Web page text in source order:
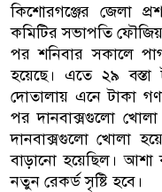
কিশোরগঞ্জের জেলা
কমিটির সভাপতি
পর শনিবার সকালে
হয়েছে। এতে ২৯ বস্তা
দোতালায় এনে টাকা
পর দানবাক্সগুলো
দানবাক্সগুলো খোলা
বাড়ানো হয়েছিল। আশা
নতুন রেকর্ড সৃষ্টি হবে।